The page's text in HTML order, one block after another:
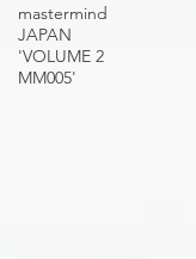
mastermind
JAPAN
'VOLUME 2
MM005'